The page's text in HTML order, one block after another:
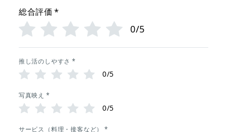
総合評価 *
0/5
推し活のしやすさ *
0/5
写真映え *
0/5
サービス（料理・接客など） *